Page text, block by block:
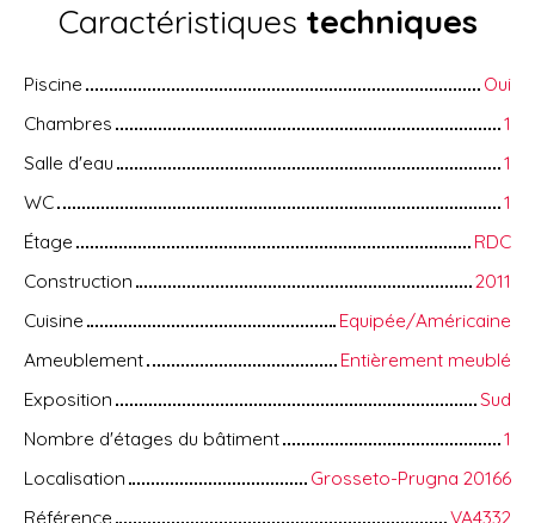
Caractéristiques techniques
Piscine
Oui
Chambres
1
Salle d'eau
1
WC
1
Étage
RDC
Construction
2011
Cuisine
Equipée/Américaine
Ameublement
Entièrement meublé
Exposition
Sud
Nombre d'étages du bâtiment
1
Localisation
Grosseto-Prugna 20166
Référence
VA4332